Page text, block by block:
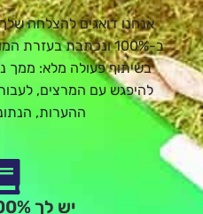
אנחנו דואגים להצלחה
ב-100% ונכתבת
בשיתוף פעולה מלא: ממך
להיפגש עם המרצים,
ההערות,
יש לך 100% ביטחון